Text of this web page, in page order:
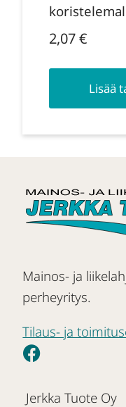
2,07€
Lisää
Mainos- ja
perheyritys.
Tilaus- ja
Jerkka Tuote Oy